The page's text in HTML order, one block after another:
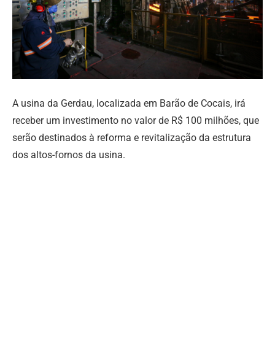
A usina da Gerdau, localizada em Barão de Cocais, irá
receber um investimento no valor de R$ 100 milhões, que
serão destinados à reforma e revitalização da estrutura
dos altos-fornos da usina.